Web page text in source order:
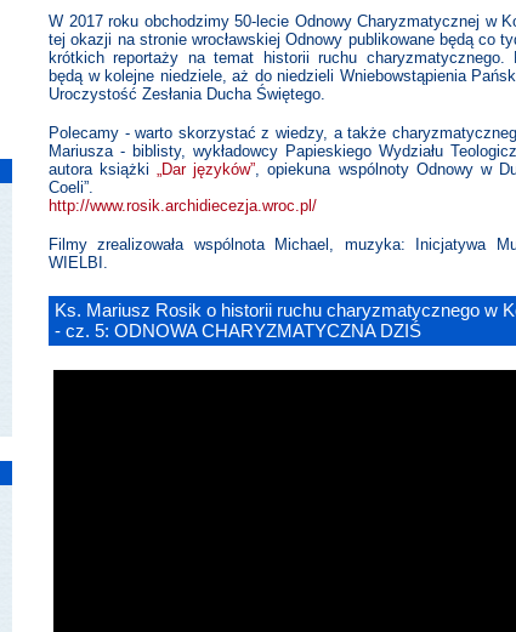
W 2017 roku obchodzimy 50-lecie Odnowy Charyzmatycznej w
tej okazji na stronie wrocławskiej Odnowy publikowane będą co
krótkich reportaży na temat historii ruchu
będą w kolejne niedziele, aż do niedzieli Wniebowstąpienia
Uroczystość Zesłania Ducha Świętego.
Polecamy - warto skorzystać z wiedzy, a także
Mariusza - biblisty, wykładowcy Papieskiego Wydziału
autora książki„Dar języków”, opiekuna wspólnoty Odnowy w
Coeli”.
http://www.rosik.archidiecezja.wroc.pl/
Filmy zrealizowała wspólnota Michael, muzyka: Inicjatywa
WIELBI.
Ks. Mariusz Rosik o historii ruchu charyzmatycznego w
- cz. 5: ODNOWA CHARYZMATYCZNA DZIŚ